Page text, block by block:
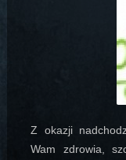
Z okazji
Wam zdrowia,